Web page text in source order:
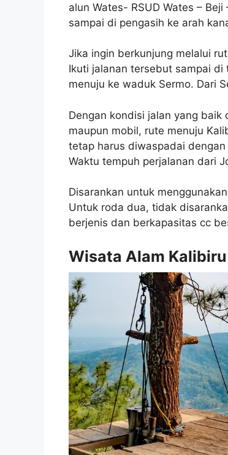
alun Wates- RSUD Wates –
sampai di pengasih ke arah
Jika ingin berkunjung melalui
Ikuti jalanan tersebut sampai
menuju ke waduk Sermo. Dari
Dengan kondisi jalan yang
maupun mobil, rute menuju
tetap harus diwaspadai
Waktu tempuh perjalanan dari
Disarankan untuk
Untuk roda dua, tidak
berjenis dan berkapasitas cc
Wisata Alam